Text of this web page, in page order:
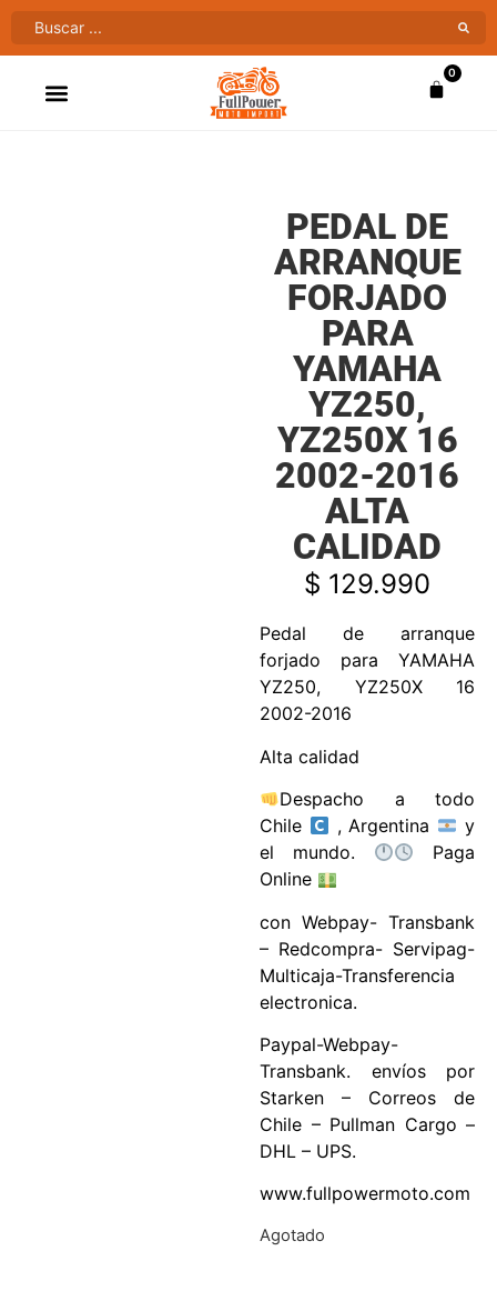
0
PEDAL DE
ARRANQUE
FORJADO
PARA
YAMAHA
YZ250,
YZ250X 16
2002-2016
ALTA
CALIDAD
$ 129.990
Pedal de arranque
forjado para YAMAHA
YZ250, YZ250X 16
2002-2016
Alta calidad
Despacho a todo
Chile
, Argentina
y
el mundo.
Paga
Online
con Webpay- Transbank
– Redcompra- Servipag-
Multicaja-Transferencia
electronica.
Paypal-Webpay-
Transbank. envíos por
Starken – Correos de
Chile – Pullman Cargo –
DHL – UPS.
www.fullpowermoto.com
Agotado